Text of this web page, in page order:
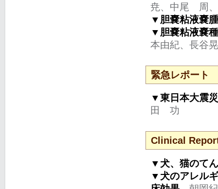
尭、中尾 周
▼胆嚢粘液嚢
▼胆嚢粘液嚢
本由紀、長谷
緊急レポート
▼東日本大震
田 功
Clinical
▼犬、猫のて
▼犬のアレル